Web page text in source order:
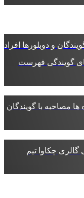
و دوبلورهاافراد
فهرست
با گویندگان
چکاواتیم